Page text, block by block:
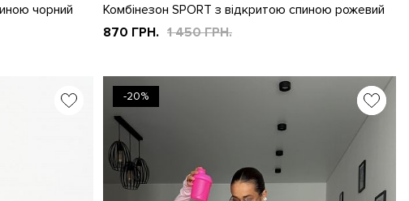
чорний
Комбінезон SPORT з відкритою спиною рожевий
870 ГРН. 1 450 ГРН.
-20%